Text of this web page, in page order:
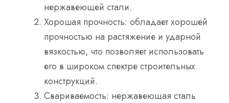
нержавеющей стали.
Хорошая прочность: обладает хорошей
прочностью на растяжение и ударной
вязкостью, что позволяет использовать
его в широком спектре строительных
конструкций.
Свариваемость: нержавеющая сталь